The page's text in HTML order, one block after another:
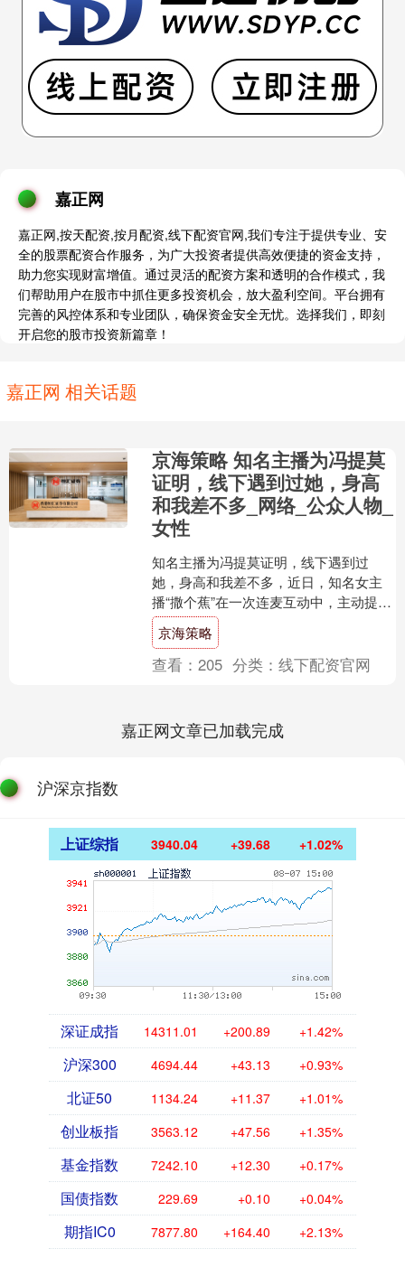
嘉正网
嘉正网,按天配资,按月配资,线下配资官网,我们专注于提供专业、安
全的股票配资合作服务，为广大投资者提供高效便捷的资金支持，
助力您实现财富增值。通过灵活的配资方案和透明的合作模式，我
们帮助用户在股市中抓住更多投资机会，放大盈利空间。平台拥有
完善的风控体系和专业团队，确保资金安全无忧。选择我们，即刻
开启您的股市投资新篇章！
嘉正网 相关话题
京海策略 知名主播为冯提莫
证明，线下遇到过她，身高
和我差不多_网络_公众人物_
女性
知名主播为冯提莫证明，线下遇到过
她，身高和我差不多，近日，知名女主
播“撒个蕉”在一次连麦互动中，主动提到
了人气主播冯提莫，并在言语中为她发
声，澄清了网络上长期以....
京海策略
查看：205 分类：线下配资官网
嘉正网文章已加载完成
沪深京指数
上证综指 3940.04 +39.68 +1.02%
深证成指 14311.01 +200.89 +1.42%
沪深300 4694.44 +43.13 +0.93%
北证50 1134.24 +11.37 +1.01%
创业板指 3563.12 +47.56 +1.35%
基金指数 7242.10 +12.30 +0.17%
国债指数 229.69 +0.10 +0.04%
期指IC0 7877.80 +164.40 +2.13%